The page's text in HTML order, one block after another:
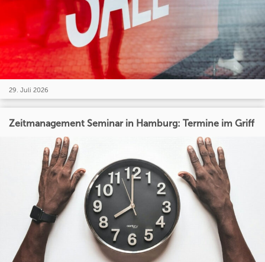
29. Juli 2026
Zeitmanagement Seminar in Hamburg: Termine im Griff